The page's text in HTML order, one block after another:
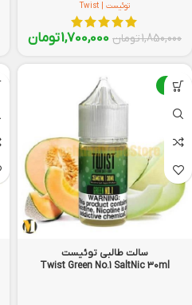
توئیست | Twist
1,850,000تومان 1,700,000تومان
-8%
سالت طالبی توئیست
Twist Green No.1 SaltNic 30ml